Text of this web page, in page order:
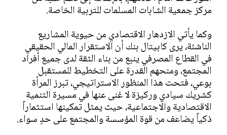
مركز جمعية الشابات المسلمات للتربية الخاصة.
وكما يأتي الازدهار الاقتصادي من حيوية المشاريع
الناشئة، يرى كابيتال بنك أن الاستقرار المالي الحقيقي
في القطاع المصرفي ينبع من بناء الثقة لدى جميع أفراد
المجتمع، ومنحهم القدرة على التخطيط للمستقبل
بوعي، فتحت هذا المنظور الاستراتيجي، تبرز المرأة
كشريك سيادي وركيزة لا غنى عنها في مسيرة التنمية
الاقتصادية والاجتماعية، حيث يمثل تمكينها استثماراً
ذكياً يضاعف من قوة المؤسسة والمجتمع على حدٍ سواء.